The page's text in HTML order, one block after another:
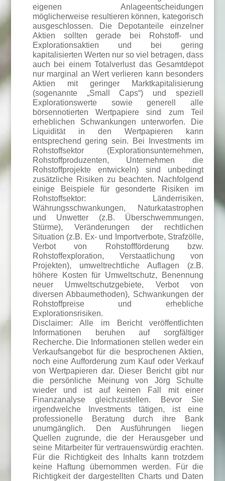
eigenen Anlageentscheidungen
möglicherweise resultieren können, kategorisch
ausgeschlossen. Die Depotanteile einzelner
Aktien sollten gerade bei Rohstoff- und
Explorationsaktien und bei gering
kapitalisierten Werten nur so viel betragen, dass
auch bei einem Totalverlust das Gesamtdepot
nur marginal an Wert verlieren kann besonders
Aktien mit geringer Marktkapitalisierung
(sogenannte „Small Caps“) und speziell
Explorationswerte sowie generell alle
börsennotierten Wertpapiere sind zum Teil
erheblichen Schwankungen unterworfen. Die
Liquidität in den Wertpapieren kann
entsprechend gering sein. Bei Investments im
Rohstoffsektor (Explorationsunternehmen,
Rohstoffproduzenten, Unternehmen die
Rohstoffprojekte entwickeln) sind unbedingt
zusätzliche Risiken zu beachten. Nachfolgend
einige Beispiele für gesonderte Risiken im
Rohstoffsektor: Länderrisiken,
Währungsschwankungen, Naturkatastrophen
und Unwetter (z.B. Überschwemmungen,
Stürme), Veränderungen der rechtlichen
Situation (z.B. Ex- und Importverbote, Strafzölle,
Verbot von Rohstoffförderung bzw.
Rohstoffexploration, Verstaatlichung von
Projekten), umweltrechtliche Auflagen (z.B.
höhere Kosten für Umweltschutz, Benennung
neuer Umweltschutzgebiete, Verbot von
diversen Abbaumethoden), Schwankungen der
Rohstoffpreise und erhebliche
Explorationsrisiken.
Disclaimer: Alle im Bericht veröffentlichten
Informationen beruhen auf sorgfältiger
Recherche. Die Informationen stellen weder ein
Verkaufsangebot für die besprochenen Aktien,
noch eine Aufforderung zum Kauf oder Verkauf
von Wertpapieren dar. Dieser Bericht gibt nur
die persönliche Meinung von Jörg Schulte
wieder und ist auf keinen Fall mit einer
Finanzanalyse gleichzustellen. Bevor Sie
irgendwelche Investments tätigen, ist eine
professionelle Beratung durch ihre Bank
unumgänglich. Den Ausführungen liegen
Quellen zugrunde, die der Herausgeber und
seine Mitarbeiter für vertrauenswürdig erachten.
Für die Richtigkeit des Inhalts kann trotzdem
keine Haftung übernommen werden. Für die
Richtigkeit der dargestellten Charts und Daten